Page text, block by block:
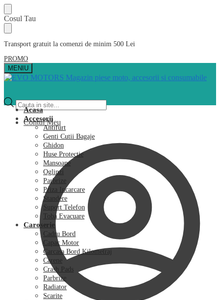
Skip
to
navigation
Skip
to
content
Cosul Tau
Transport gratuit la comenzi de minim 500 Lei
PROMO
MENIU
Products
search
Contul Meu
Acasa
Accesorii
Antifurt
Genti Cutii Bagaje
Ghidon
Huse Protectie
Mansoane
Oglinzi
Parbrize
Priza Incarcare
Standere
Suport Telefon
Toba Evacuare
Caroserie
Cadru Bord
Capac Motor
Carcasa Bord Kilometraj
Carene
Crash Pads
Parbrize
Radiator
Scarite